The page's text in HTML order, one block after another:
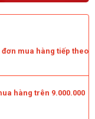
giúp bạn dễ dàng
EST 18K loại bỏ
là ô nhiễm nguồn
nước nóng Optima
mua hàng tiếp theo
hàng trên 9.000.000